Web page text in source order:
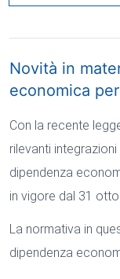
Novità in
economica
Con la recente
rilevanti
dipendenza
in vigore dal 31
La normativa in
dipendenza